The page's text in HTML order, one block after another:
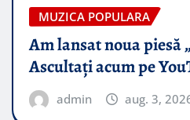
MUZICA POPULARA
Am lansat noua piesă
Ascultați acum pe
admin aug. 3,